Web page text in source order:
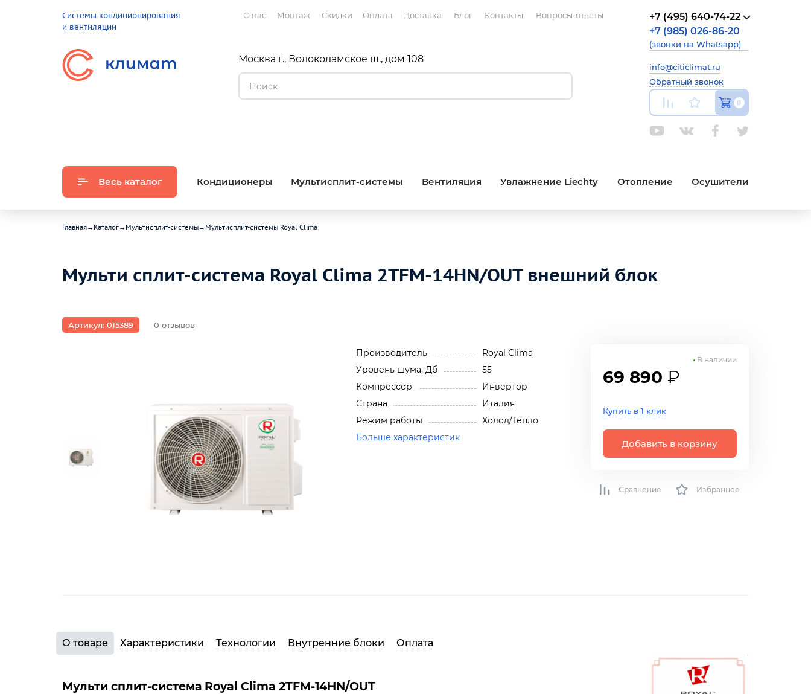
Системы кондиционирования
и вентиляции
О нас Монтаж Скидки Оплата Доставка Блог Контакты Вопросы-ответы
Москва г., Волоколамское ш., дом 108
+7 (495) 640-74-22
+7 (985) 026-86-20
(звонки на Whatsapp)
info@citiclimat.ru
Обратный звонок
0
Весь каталог Кондиционеры Мультисплит-системы Вентиляция Увлажнение Liechty Отопление Осушители
Главная→ Каталог→ Мультисплит-системы→ Мультисплит-системы Royal Clima
Мульти сплит-система Royal Clima 2TFM-14HN/OUT внешний блок
Артикул: 015389 0 отзывов
Производитель
Royal Clima
Уровень шума, Дб
55
Компрессор
Инвертор
Страна
Италия
Режим работы
Холод/Тепло
Больше характеристик
69 890 ₽
Купить в 1 клик
Добавить в корзину
В наличии
Сравнение Избранное
О товаре Характеристики Технологии Внутренние блоки Оплата
Мульти сплит-система Royal Clima 2TFM-14HN/OUT